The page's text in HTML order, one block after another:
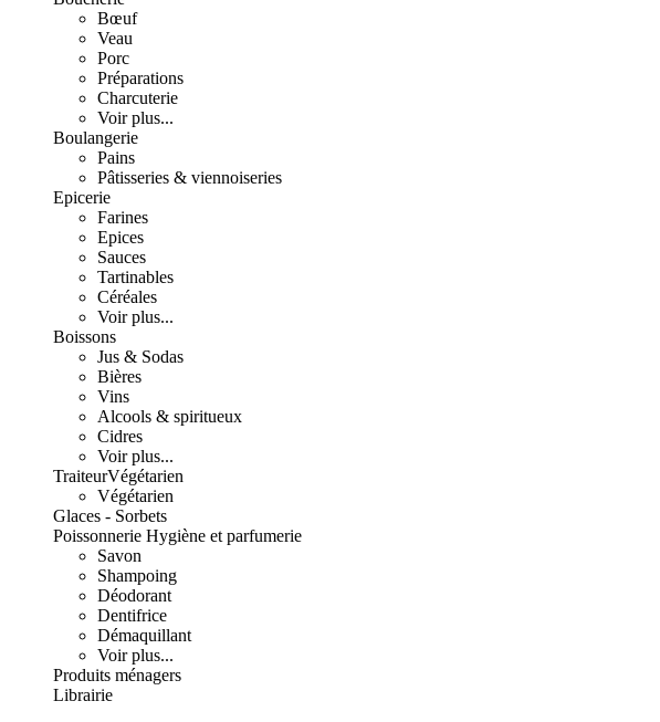
Bœuf
Veau
Porc
Préparations
Charcuterie
Voir plus...
Boulangerie
Pains
Pâtisseries & viennoiseries
Epicerie
Farines
Epices
Sauces
Tartinables
Céréales
Voir plus...
Boissons
Jus & Sodas
Bières
Vins
Alcools & spiritueux
Cidres
Voir plus...
TraiteurVégétarien
Végétarien
Glaces - Sorbets
Poissonnerie Hygiène et parfumerie
Savon
Shampoing
Déodorant
Dentifrice
Démaquillant
Voir plus...
Produits ménagers
Librairie